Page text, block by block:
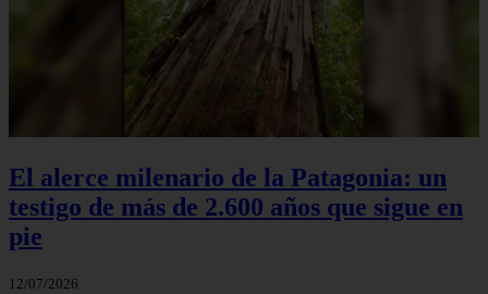
El alerce milenario de la Patagonia: un
testigo de más de 2.600 años que sigue en
pie
12/07/2026